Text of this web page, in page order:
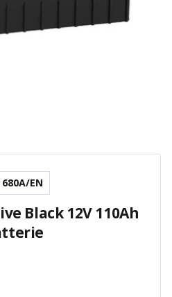
680A/EN
Black 12V 110Ah